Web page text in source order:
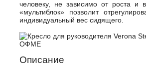
человеку, не зависимо от роста и
«мультиблок» позволит
индивидуальный вес сидящего.
Описание